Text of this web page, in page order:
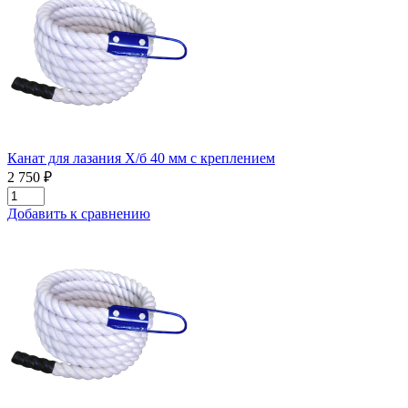
Канат для лазания Х/б 40 мм с креплением
2 750 ₽
Добавить к сравнению